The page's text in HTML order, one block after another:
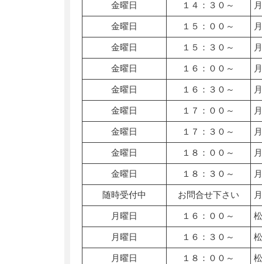
金曜日 １４：３０～
金曜日 １５：００～
金曜日 １５：３０～
金曜日 １６：００～
金曜日 １６：３０～
金曜日 １７：００～
金曜日 １７：３０～
金曜日 １８：００～
金曜日 １８：３０～
随時受付中 お問合せ下さい
月曜日 １６：００～
月曜日 １６：３０～
月曜日 １８：００～